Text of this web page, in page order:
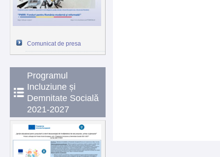
Comunicat de presa
Programul
Incluziune și
Demnitate Socială
2021-2027